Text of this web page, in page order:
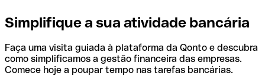
Simplifique a sua atividade bancária
Faça uma visita guiada à plataforma da Qonto e descubra
como simplificamos a gestão financeira das empresas.
Comece hoje a poupar tempo nas tarefas bancárias.